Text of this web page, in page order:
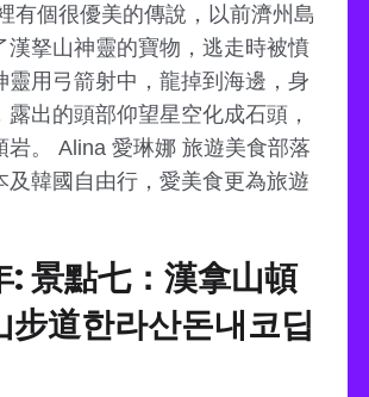
有個很優美的傳說，以前濟州島
漢拏山神靈的寶物，逃走時被憤
靈用弓箭射中，龍掉到海邊，身
出的頭部仰望星空化成石頭，
岩。 Alina 愛琳娜 旅遊美食部落
及韓國自由行，愛美食更為旅遊
: 景點七：漢拿山頓
步道한라산돈내코딥